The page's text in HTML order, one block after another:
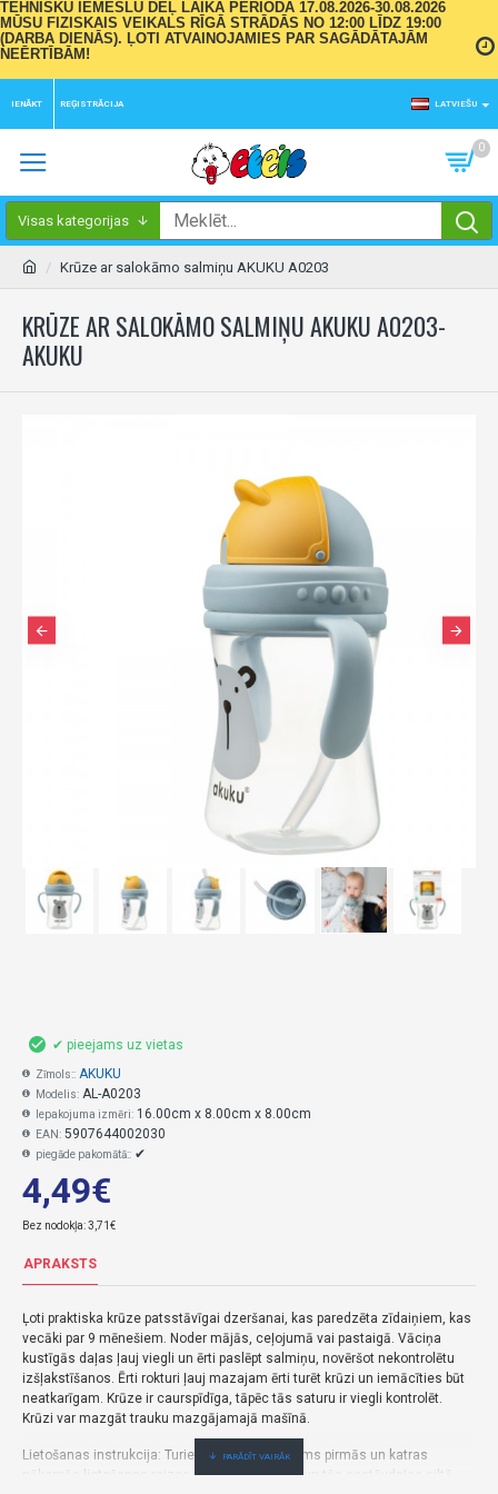
TEHNISKU IEMESLU DĒĻ LAIKA PERIODĀ 17.08.2026-30.08.2026
MŪSU FIZISKAIS VEIKALS RĪGĀ STRĀDĀS NO 12:00 LĪDZ 19:00
(DARBA DIENĀS). ĻOTI ATVAINOJAMIES PAR SAGĀDĀTAJĀM
NEĒRTĪBĀM!
IENĀKT REĢISTRĀCIJA LATVIEŠU
0
Visas kategorijas
Krūze ar salokāmo salmiņu AKUKU A0203
KRŪZE AR SALOKĀMO SALMIŅU AKUKU A0203-
AKUKU
4,49€
Bez nodokļa: 3,71€
✔ pieejams uz vietas
Zīmols:: AKUKU
Modelis: AL-A0203
Iepakojuma izmēri: 16.00cm x 8.00cm x 8.00cm
EAN: 5907644002030
piegāde pakomātā:: ✔
APRAKSTS
Ļoti praktiska krūze patsstāvīgai dzeršanai, kas paredzēta zīdaiņiem, kas
vecāki par 9 mēnešiem. Noder mājās, ceļojumā vai pastaigā. Vāciņa
kustīgās daļas ļauj viegli un ērti paslēpt salmiņu, novēršot nekontrolētu
izšļakstīšanos. Ērti rokturi ļauj mazajam ērti turēt krūzi un iemācīties būt
neatkarīgam. Krūze ir caurspīdīga, tāpēc tās saturu ir viegli kontrolēt.
Krūzi var mazgāt trauku mazgājamajā mašīnā.
Lietošanas instrukcija: Turiet produktu tīru. Pirms pirmās un katras
nākamās lietošanas reizes izmazgājiet krūzi un tās sastāvdaļas siltā